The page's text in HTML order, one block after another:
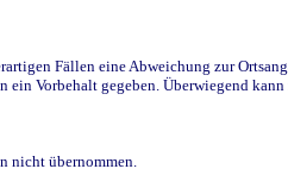
Fällen eine Abweichung zur
Vorbehalt gegeben. Überwiegend
nicht übernommen.